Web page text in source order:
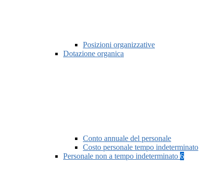
Posizioni organizzative
Dotazione organica
Conto annuale del personale
Costo personale tempo indeterminato
Personale non a tempo indeterminato 6